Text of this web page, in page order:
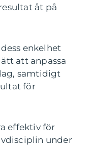
åt på
enkelhet
att anpassa
samtidigt
för
effektiv för
under